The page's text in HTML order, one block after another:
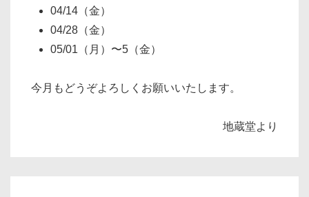
04/14（金）
04/28（金）
05/01（月）〜5（金）
今月もどうぞよろしくお願いいたします。
地蔵堂より